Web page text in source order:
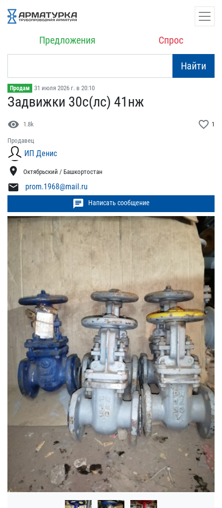
Предложения Спрос
Найти
Продам 31 июля 2026 г. в 20:10
Задвижки 30с(лс) 41нж
visibility 1.8k favorite_border 1
Продавец
ИП Денис
location_on Октябрьский / Башкортостан
mail prom.1968@mail.ru
chat Написать сообщение